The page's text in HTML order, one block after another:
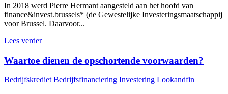
In 2018 werd Pierre Hermant aangesteld aan het hoofd van
finance&invest.brussels* (de Gewestelijke Investeringsmaatschappij
voor Brussel. Daarvoor...
Lees verder
Waartoe dienen de opschortende voorwaarden?
Bedrijfskrediet Bedrijfsfinanciering Investering Lookandfin